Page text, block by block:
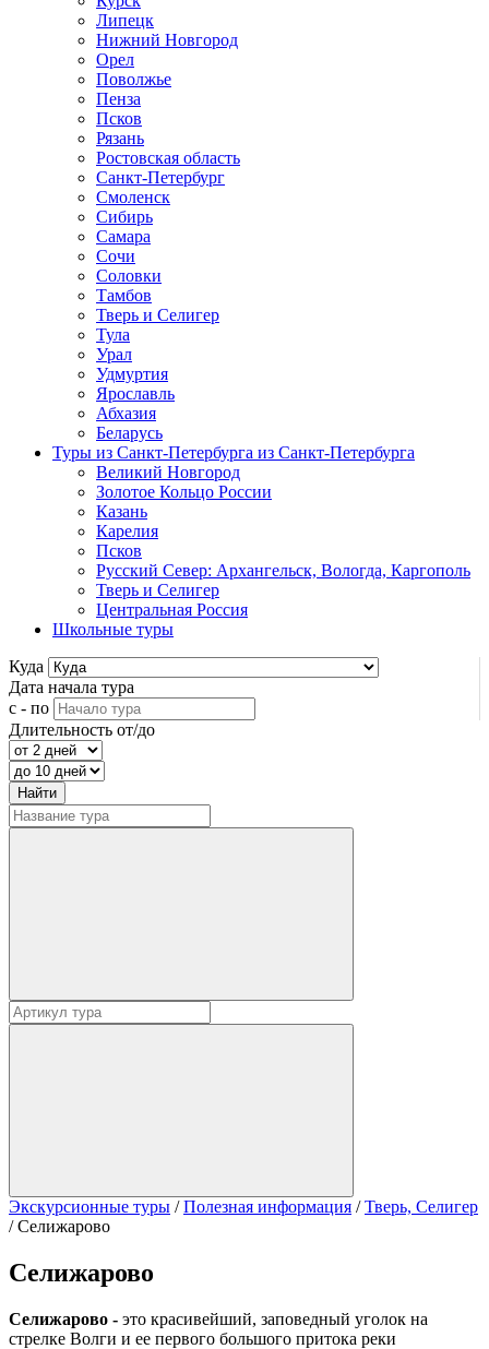
Липецк
Нижний Новгород
Орел
Поволжье
Пенза
Псков
Рязань
Ростовская область
Санкт-Петербург
Смоленск
Сибирь
Самара
Сочи
Соловки
Тамбов
Тверь и Селигер
Тула
Урал
Удмуртия
Ярославль
Абхазия
Беларусь
Туры из Санкт-Петербурга из Санкт-Петербурга
Великий Новгород
Золотое Кольцо России
Казань
Карелия
Псков
Русский Север: Архангельск, Вологда, Каргополь
Тверь и Селигер
Центральная Россия
Школьные туры
Куда
Дата начала тура
с - по
Длительность от/до
Экскурсионные туры / Полезная информация /Тверь, Селигер
/Селижарово
Селижарово
Селижарово - это красивейший, заповедный уголок на
стрелке Волги и ее первого большого притока реки